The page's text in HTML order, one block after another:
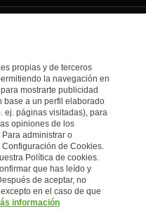
propias y de terceros
la navegación en
mostrarte publicidad
base a un perfil elaborado
ej. páginas visitadas), para
opiniones de los
administrar o
de Cookies.
Política de cookies.
que has leído y
de aceptar, no
en el caso de que
información